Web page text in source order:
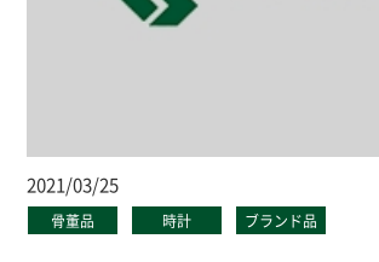
2021/03/25
骨董品 時計 ブランド品